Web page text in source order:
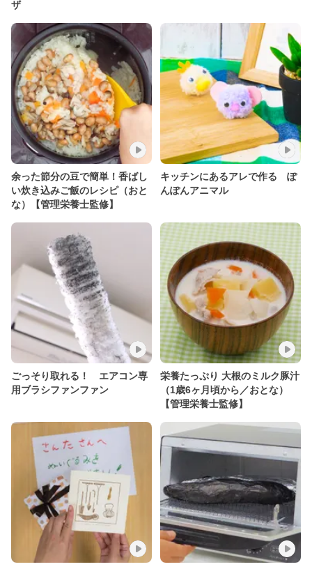
ザ
余った節分の豆で簡単！香ばし
い炊き込みご飯のレシピ（おと
な）【管理栄養士監修】
キッチンにあるアレで作る ぽ
んぽんアニマル
ごっそり取れる！ エアコン専
用ブラシファンファン
栄養たっぷり 大根のミルク豚汁
（1歳6ヶ月頃から／おとな）
【管理栄養士監修】